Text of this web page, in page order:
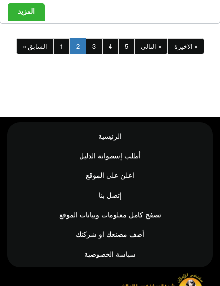
المزيد
« السابق 1 2 3 4 5 التالي » الاخيرة »
الرئيسية
أطلب إسطوانة الدليل
اعلن على الموقع
إتصل بنا
تصفح كامل معلومات وبيانات الموقع
أضف مصنعك او شركتك
سياسة الخصوصية